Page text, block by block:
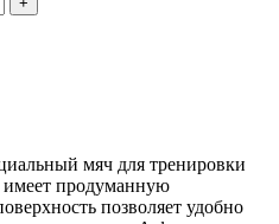
мяч для тренировки
продуманную
позволяет удобно